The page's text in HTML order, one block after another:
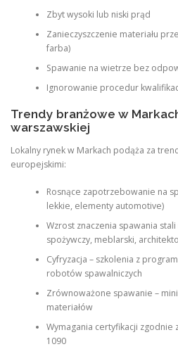
Zbyt wysoki lub niski prąd
Zanieczyszczenie materiału
farba)
Spawanie na wietrze bez
Ignorowanie procedur
Trendy branżowe w
warszawskiej
Lokalny rynek w Markach podąża za
europejskimi:
Rosnące zapotrzebowanie na
lekkie, elementy automotive)
Wzrost znaczenia spawania
spożywczy, meblarski,
Cyfryzacja – szkolenia z
robotów spawalniczych
Zrównoważone spawanie –
materiałów
Wymagania certyfikacji zgodnie
1090